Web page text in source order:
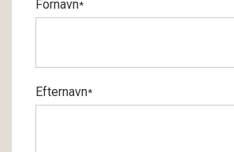
Fornavn*
Efternavn*